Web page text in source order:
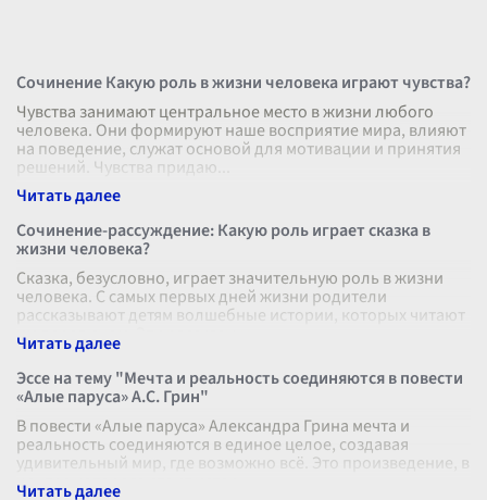
Сочинение Какую роль в жизни человека играют чувства?
Чувства занимают центральное место в жизни любого
человека. Они формируют наше восприятие мира, влияют
на поведение, служат основой для мотивации и принятия
решений. Чувства придаю
Сочинение-рассуждение: Какую роль играет сказка в
жизни человека?
Сказка, безусловно, играет значительную роль в жизни
человека. С самых первых дней жизни родители
рассказывают детям волшебные истории, которых читают
им перед сном. Эти рассказы н
Эссе на тему "Мечта и реальность соединяются в повести
«Алые паруса» А.С. Грин"
В повести «Алые паруса» Александра Грина мечта и
реальность соединяются в единое целое, создавая
удивительный мир, где возможно всё. Это произведение, в
центре которого стоит истор